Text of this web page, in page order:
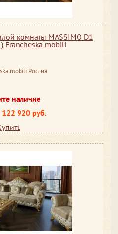
комнаты MASSIMO D1
mobili
mobili Россия
наличие
122 920 руб.